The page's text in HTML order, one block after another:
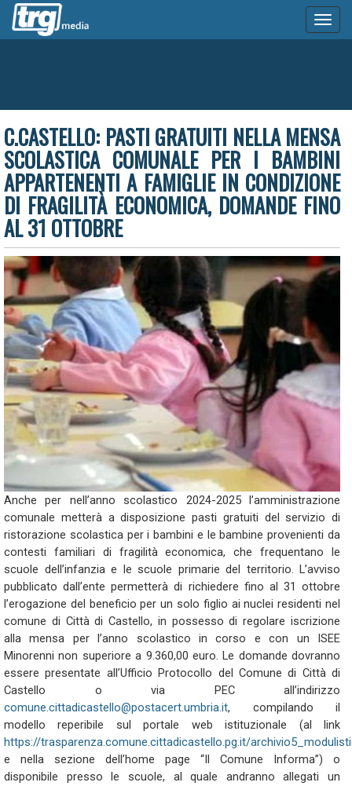
C.CASTELLO: PASTI GRATUITI NELLA MENSA
SCOLASTICA COMUNALE PER I BAMBINI
APPARTENENTI A FAMIGLIE IN CONDIZIONE
DI FRAGILITÀ ECONOMICA, DOMANDE FINO
AL 31 OTTOBRE
Anche per nell’anno scolastico 2024-2025 l’amministrazione
comunale metterà a disposizione pasti gratuiti del servizio di
ristorazione scolastica per i bambini e le bambine provenienti da
contesti familiari di fragilità economica, che frequentano le
scuole dell’infanzia e le scuole primarie del territorio. L’avviso
pubblicato dall’ente permetterà di richiedere fino al 31 ottobre
l’erogazione del beneficio per un solo figlio ai nuclei residenti nel
comune di Città di Castello, in possesso di regolare iscrizione
alla mensa per l’anno scolastico in corso e con un ISEE
Minorenni non superiore a 9.360,00 euro. Le domande dovranno
essere presentate all’Ufficio Protocollo del Comune di Città di
Castello o via PEC all’indirizzo
comune.cittadicastello@postacert.umbria.it, compilando il
modello reperibile sul portale web istituzionale (al link
https://trasparenza.comune.cittadicastello.pg.it/
e nella sezione dell’home page “Il Comune Informa”) o
disponibile presso le scuole, al quale andranno allegati un